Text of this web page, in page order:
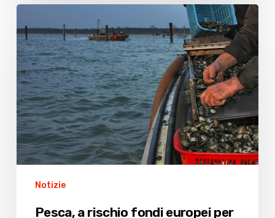
a
rischio
fondi
europei
per
4
miliardi
Notizie
Pesca, a rischio fondi europei per